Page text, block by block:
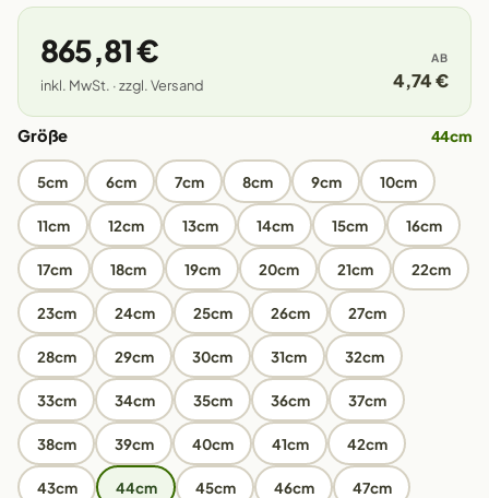
865,81 €
inkl. MwSt. · zzgl. Versand
AB
4,74 €
Größe 44cm
5cm 6cm 7cm 8cm 9cm 10cm
11cm 12cm 13cm 14cm 15cm 16cm
17cm 18cm 19cm 20cm 21cm 22cm
23cm 24cm 25cm 26cm 27cm
28cm 29cm 30cm 31cm 32cm
33cm 34cm 35cm 36cm 37cm
38cm 39cm 40cm 41cm 42cm
43cm 44cm 45cm 46cm 47cm